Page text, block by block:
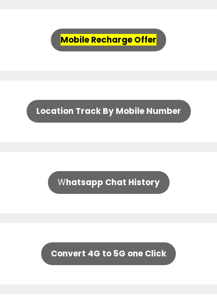
Mobile Recharge Offer
Location Track By Mobile Number
Whatsapp Chat History
Convert 4G to 5G one Click